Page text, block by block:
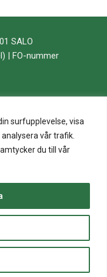
surfupplevelse, visa
vår trafik.
du till vår
to
SALO
| FO-nummer